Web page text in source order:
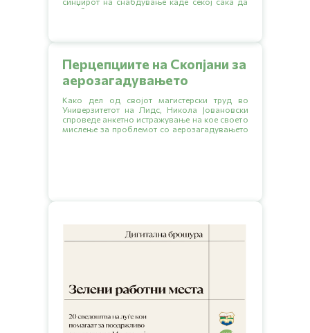
зграби што поголем дел.
Перцепциите на Скопјани за
аерозагадувањето
Како дел од својот магистерски труд во
Универзитетот на Лидс, Никола Јовановски
спроведе анкетно истражување на кое своето
мислење за проблемот со аерозагадувањето